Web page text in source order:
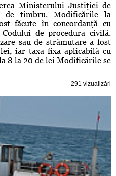
Ministerului Justiţiei de
de timbru. Modificările la
făcute în concordanţă cu
de procedura civilă.
sau de strămutare a fost
iar taxa fixa aplicabilă cu
8 la 20 de lei Modificările se
291 vizualizări